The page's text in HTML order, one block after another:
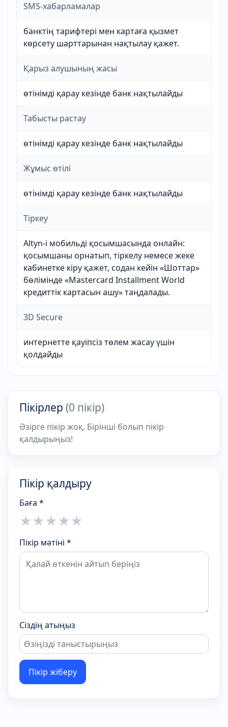
SMS-хабарламалар
банктің тарифтері мен картаға қызмет
көрсету шарттарынан нақтылау қажет.
Қарыз алушының жасы
өтінімді қарау кезінде банк нақтылайды
Табысты растау
өтінімді қарау кезінде банк нақтылайды
Жұмыс өтілі
өтінімді қарау кезінде банк нақтылайды
Тіркеу
Altyn-i мобильді қосымшасында онлайн:
қосымшаны орнатып, тіркелу немесе жеке
кабинетке кіру қажет, содан кейін «Шоттар»
бөлімінде «Mastercard Installment World
кредиттік картасын ашу» таңдалады.
3D Secure
интернетте қауіпсіз төлем жасау үшін
қолдайды
Пікірлер (0 пікір)
Әзірге пікір жоқ. Бірінші болып пікір
қалдырыңыз!
Пікір қалдыру
Баға *
★★★★★
Пікір мәтіні *
Сіздің атыңыз
Пікір жіберу